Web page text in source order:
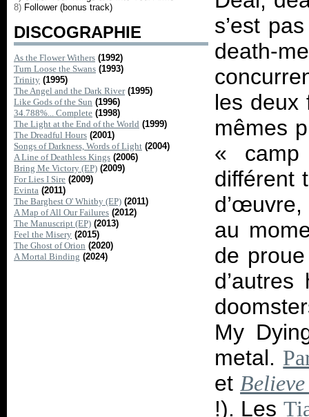
8) Follower (bonus track)
DISCOGRAPHIE
As the Flower Withers (1992)
Turn Loose the Swans (1993)
Trinity (1995)
The Angel and the Dark River (1995)
Like Gods of the Sun (1996)
34.788%... Complete (1998)
The Light at the End of the World (1999)
The Dreadful Hours (2001)
Songs of Darkness, Words of Light (2004)
A Line of Deathless Kings (2006)
Bring Me Victory (EP) (2009)
For Lies I Sire (2009)
Evinta (2011)
The Barghest O' Whitby (EP) (2011)
A Map of All Our Failures (2012)
The Manuscript (EP) (2013)
Feel the Misery (2015)
The Ghost of Orion (2020)
A Mortal Binding (2024)
s’est
death-
les deux
mêmes
«
différent
au
de
My
metal.
et
!). Les